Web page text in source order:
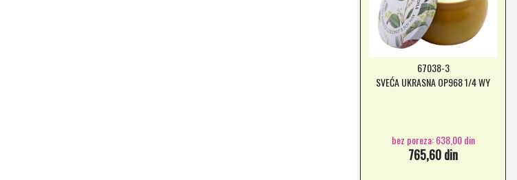
67038-3
SVEĆA UKRASNA OP968 1/4 WY
bez poreza: 638,00 din
765,60 din